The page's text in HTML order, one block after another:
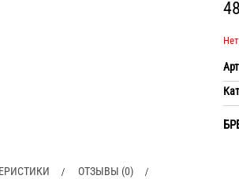
ОТЗЫВЫ (0)